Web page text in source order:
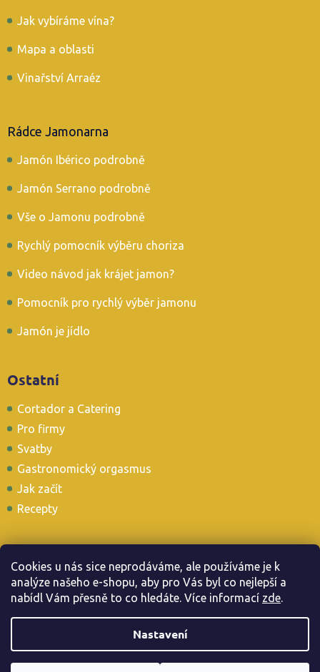
Cookies u nás sice neprodáváme, ale používáme je k
analýze našeho e-shopu, aby pro Vás byl co nejlepší a
nabídl Vám přesně to co hledáte. Více informací zde.
Nastavení
Jak vybíráme vína?
Mapa a oblasti
Vinařství Arraéz
Rádce Jamonarna
Jamón Ibérico podrobně
Jamón Serrano podrobně
Vše o Jamonu podrobně
Rychlý pomocník výběru choriza
Video návod jak krájet jamon?
Pomocník pro rychlý výběr jamonu
Jamón je jídlo
Ostatní
Cortador a Catering
Pro firmy
Svatby
Gastronomický orgasmus
Jak začít
Recepty
Stavte se i u nás v Tapas Baru
Copyright 2026Jamonarna.cz. Všechna práva vyhrazena.